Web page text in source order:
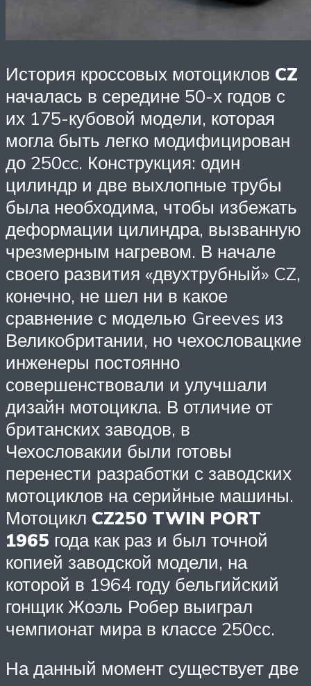
История кроссовых мотоциклов CZ
началась в середине 50-х годов с
их 175-кубовой модели, которая
могла быть легко модифицирован
до 250cc. Конструкция: один
цилиндр и две выхлопные трубы
была необходима, чтобы избежать
деформации цилиндра, вызванную
чрезмерным нагревом. В начале
своего развития «двухтрубный» CZ,
конечно, не шел ни в какое
сравнение с моделью Greeves из
Великобритании, но чехословацкие
инженеры постоянно
совершенствовали и улучшали
дизайн мотоцикла. В отличие от
британских заводов, в
Чехословакии были готовы
перенести разработки с заводских
мотоциклов на серийные машины.
Мотоцикл CZ250 TWIN PORT
1965 года как раз и был точной
копией заводской модели, на
которой в 1964 году бельгийский
гонщик Жоэль Робер выиграл
чемпионат мира в классе 250сс.
На данный момент существует две